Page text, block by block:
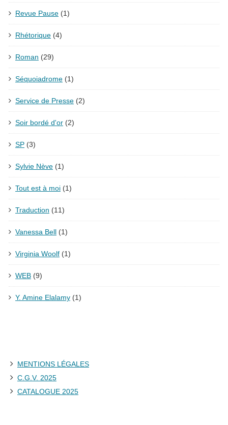
Revue Pause (1)
Rhétorique (4)
Roman (29)
Séquoiadrome (1)
Service de Presse (2)
Soir bordé d'or (2)
SP (3)
Sylvie Nève (1)
Tout est à moi (1)
Traduction (11)
Vanessa Bell (1)
Virginia Woolf (1)
WEB (9)
Y. Amine Elalamy (1)
MENTIONS LÉGALES
C.G.V. 2025
CATALOGUE 2025